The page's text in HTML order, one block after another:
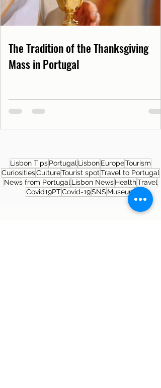
The Tradition of the Thanksgiving
Mass in Portugal
Lisbon TipsPortugal LisbonEuropeTourism
CuriositiesCultureTourist spotTravel to Portugal
News from Portugal Lisbon News HealthTravel
Covid19PTCovid-19SNS Museum